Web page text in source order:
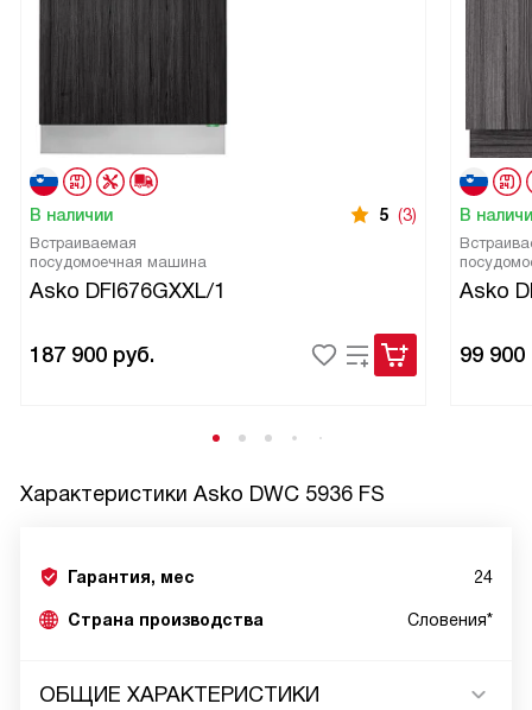
В наличии 5 (3)
Встраиваемая
посудомоечная машина
Asko DFI676GXXL/1
187 900 руб.
В
Asko
99 900
Характеристики Asko DWC 5936 FS
Гарантия, мес 24
Страна производства Словения*
ОБЩИЕ ХАРАКТЕРИСТИКИ